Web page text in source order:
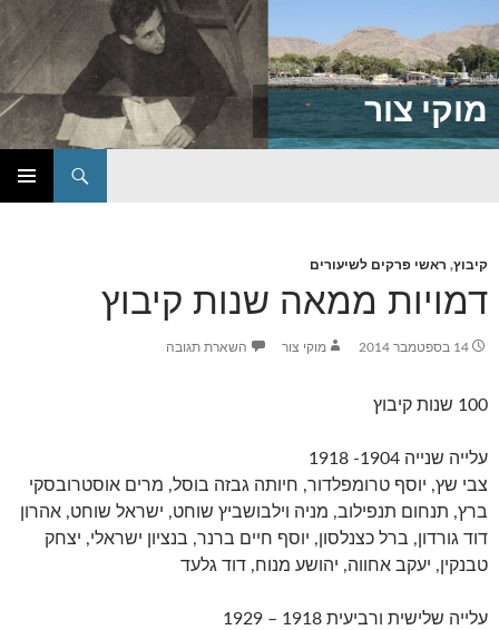
מוקי צור
קיבוץ, ראשי פרקים לשיעורים
דמויות ממאה שנות קיבוץ
14 בספטמבר 2014 מוקי צור השארת תגובה
100 שנות קיבוץ
עלייה שנייה 1904- 1918
צבי שץ, יוסף טרומפלדור, חיותה גבזה בוסל, מרים אוסטרובסקי
ברץ, תנחום תנפילוב, מניה וילבושביץ שוחט, ישראל שוחט, אהרון
דוד גורדון, ברל כצנלסון, יוסף חיים ברנר, בנציון ישראלי, יצחק
טבנקין, יעקב אחווה, יהושע מנוח, דוד גלעד
עלייה שלישית ורביעית 1918 – 1929